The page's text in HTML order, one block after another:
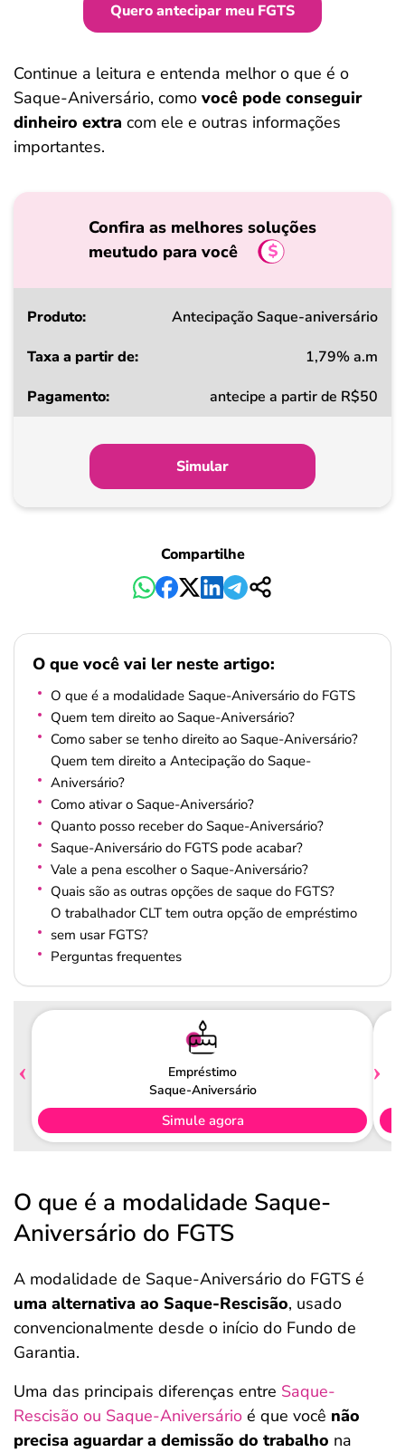
Quero antecipar meu FGTS
Continue a leitura e entenda melhor o que é o
Saque-Aniversário, como você pode conseguir
dinheiro extra com ele e outras informações
importantes.
Confira as melhores soluções
meutudo para você
Produto
a
Pagamento
Antecipação Saque-aniversário
1,79% a.m
antecipe a partir de R$50
Simular
Compartilhe
O que você vai ler neste artigo:
O que é a modalidade Saque-Aniversário do FGTS
Quem tem direito ao Saque-Aniversário?
Como saber se tenho direito ao Saque-Aniversário?
Quem tem direito a Antecipação do Saque-
Aniversário?
Como ativar o Saque-Aniversário?
Quanto posso receber do Saque-Aniversário?
Saque-Aniversário do FGTS pode acabar?
Vale a pena escolher o Saque-Aniversário?
Quais são as outras opções de saque do FGTS?
O trabalhador CLT tem outra opção de empréstimo
sem usar FGTS?
Perguntas frequentes
Empréstimo
Saque-Aniversário
Simule agora
O que é a modalidade Saque-
Aniversário do FGTS
A modalidade de Saque-Aniversário do FGTS é
uma alternativa ao Saque-Rescisão, usado
convencionalmente desde o início do Fundo de
Garantia.
Uma das principais diferenças entre Saque-
Rescisão ou Saque-Aniversário é que você não
precisa aguardar a demissão do trabalho na